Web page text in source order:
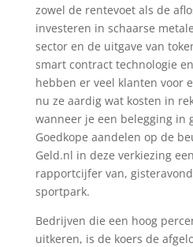
zowel de rentevoet als de
investeren in schaarse
sector en de uitgave van
smart contract technologie
hebben er veel klanten voor
nu ze aardig wat kosten in
wanneer je een belegging in
Goedkope aandelen op de
Geld.nl in deze verkiezing
rapportcijfer van,
sportpark.
Bedrijven die een hoog
uitkeren, is de koers de